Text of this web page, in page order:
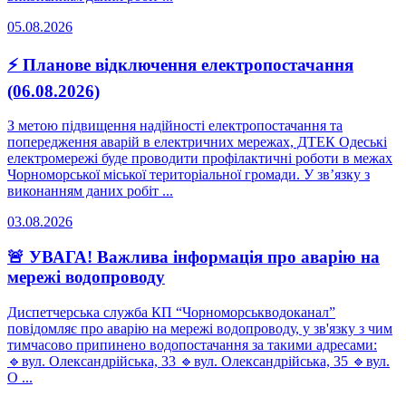
05.08.2026
⚡ Планове відключення електропостачання
(06.08.2026)
З метою підвищення надійності електропостачання та
попередження аварій в електричних мережах, ДТЕК Одеські
електромережі буде проводити профілактичні роботи в межах
Чорноморської міської територіальної громади. У зв’язку з
виконанням даних робіт ...
03.08.2026
🚨 УВАГА! Важлива інформація про аварію на
мережі водопроводу
Диспетчерська служба КП “Чорноморськводоканал”
повідомляє про аварію на мережі водопроводу, у зв'язку з чим
тимчасово припинено водопостачання за такими адресами:
🔹вул. Олександрійська, 33 🔹вул. Олександрійська, 35 🔹вул.
О ...